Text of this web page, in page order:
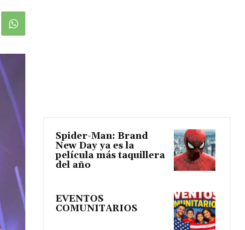
Spider-Man: Brand
New Day ya es la
película más taquillera
del año
EVENTOS
COMUNITARIOS